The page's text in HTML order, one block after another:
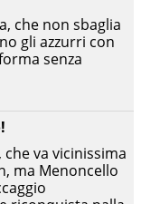
va vicinissima
ma Menoncello
che non sbaglia
gli azzurri con
senza